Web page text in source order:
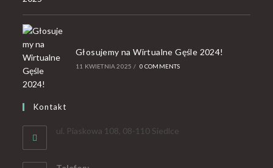
Głosujemy na Wirtualne Gęśle 2024!
11 KWIETNIA 2025 / 0 COMMENTS
Kontakt
ul. Piaskowa 108, 08-110 Siedlce